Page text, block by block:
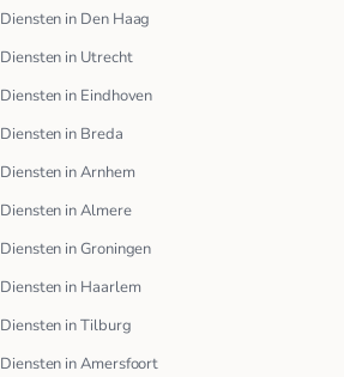
Diensten in Den Haag
Diensten in Utrecht
Diensten in Eindhoven
Diensten in Breda
Diensten in Arnhem
Diensten in Almere
Diensten in Groningen
Diensten in Haarlem
Diensten in Tilburg
Diensten in Amersfoort